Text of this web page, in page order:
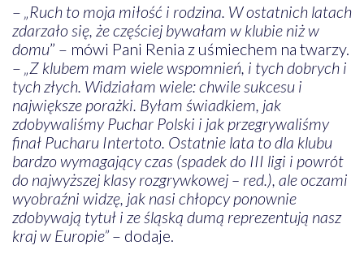
– „Ruch to moja miłość i rodzina. W ostatnich latach
zdarzało się, że częściej bywałam w klubie niż w
domu” – mówi Pani Renia z uśmiechem na twarzy.
– „Z klubem mam wiele wspomnień, i tych dobrych i
tych złych. Widziałam wiele: chwile sukcesu i
największe porażki. Byłam świadkiem, jak
zdobywaliśmy Puchar Polski i jak przegrywaliśmy
finał Pucharu Intertoto. Ostatnie lata to dla klubu
bardzo wymagający czas (spadek do III ligi i powrót
do najwyższej klasy rozgrywkowej – red.), ale oczami
wyobraźni widzę, jak nasi chłopcy ponownie
zdobywają tytuł i ze śląską dumą reprezentują nasz
kraj w Europie” – dodaje.